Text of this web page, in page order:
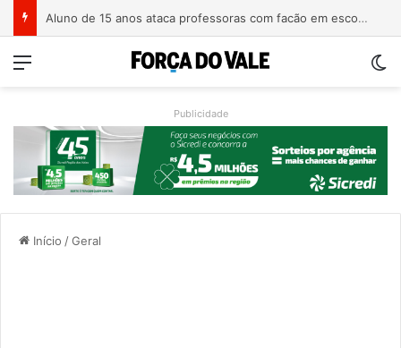
Homem é preso com revólver de numeração raspada em Teutônia
Menu
Publicidade
Início /Geral